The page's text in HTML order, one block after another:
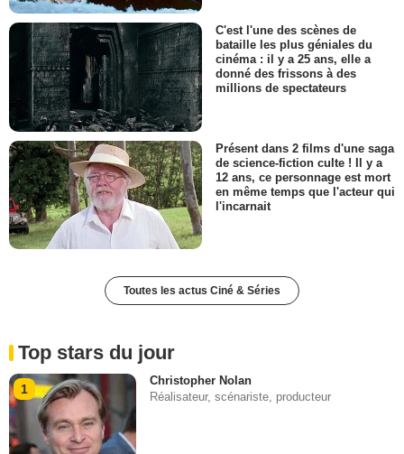
C'est l'une des scènes de
bataille les plus géniales du
cinéma : il y a 25 ans, elle a
donné des frissons à des
millions de spectateurs
Présent dans 2 films d'une saga
de science-fiction culte ! Il y a
12 ans, ce personnage est mort
en même temps que l'acteur qui
l'incarnait
Toutes les actus Ciné & Séries
Top stars du jour
1
Christopher Nolan
Réalisateur, scénariste, producteur